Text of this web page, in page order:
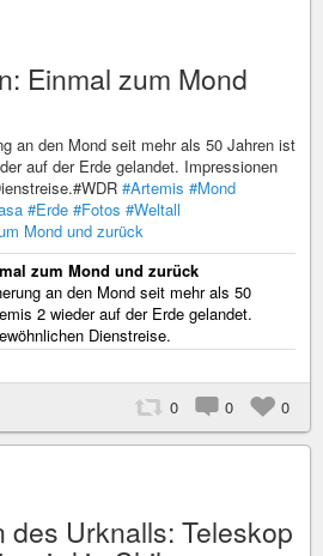
Einmal zum Mond
an den Mond seit mehr als 50 Jahren ist
auf der Erde gelandet. Impressionen
#Artemis #Mond
#Erde #Fotos #Weltall
Mond und zurück
zum Mond und zurück
an den Mond seit mehr als 50
2 wieder auf der Erde gelandet.
Dienstreise.
0 0 0
des Urknalls: Teleskop